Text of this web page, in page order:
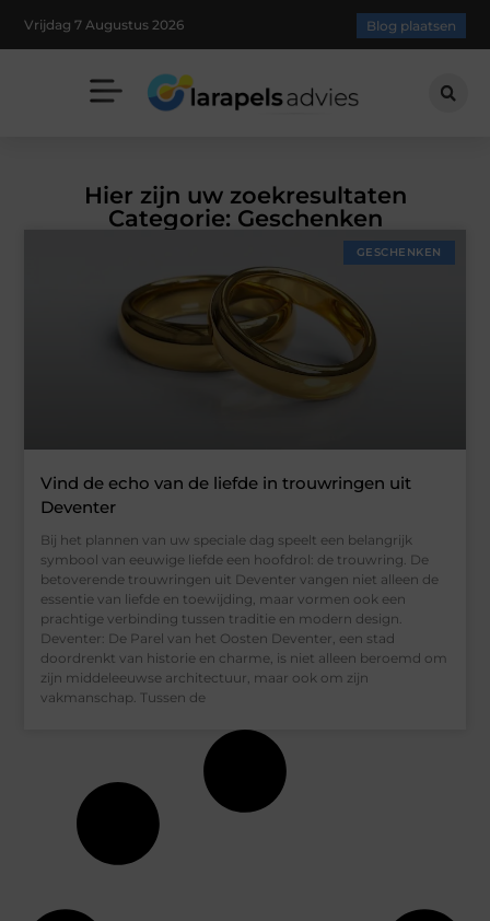
Vrijdag 7 Augustus 2026 Blog plaatsen
Hier zijn uw zoekresultaten
Categorie: Geschenken
GESCHENKEN
Vind de echo van de liefde in trouwringen uit
Deventer
Bij het plannen van uw speciale dag speelt een belangrijk
symbool van eeuwige liefde een hoofdrol: de trouwring. De
betoverende trouwringen uit Deventer vangen niet alleen de
essentie van liefde en toewijding, maar vormen ook een
prachtige verbinding tussen traditie en modern design.
Deventer: De Parel van het Oosten Deventer, een stad
doordrenkt van historie en charme, is niet alleen beroemd om
zijn middeleeuwse architectuur, maar ook om zijn
vakmanschap. Tussen de